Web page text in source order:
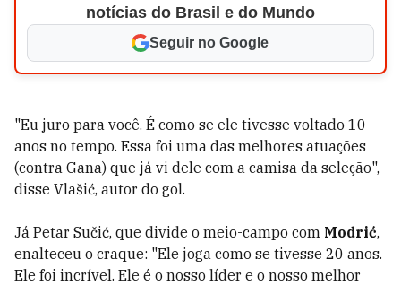
notícias do Brasil e do Mundo
Seguir no Google
"Eu juro para você. É como se ele tivesse voltado 10
anos no tempo. Essa foi uma das melhores atuações
(contra Gana) que já vi dele com a camisa da seleção",
disse Vlašić, autor do gol.
Já Petar Sučić, que divide o meio-campo com Modrić,
enalteceu o craque: "Ele joga como se tivesse 20 anos.
Ele foi incrível. Ele é o nosso líder e o nosso melhor